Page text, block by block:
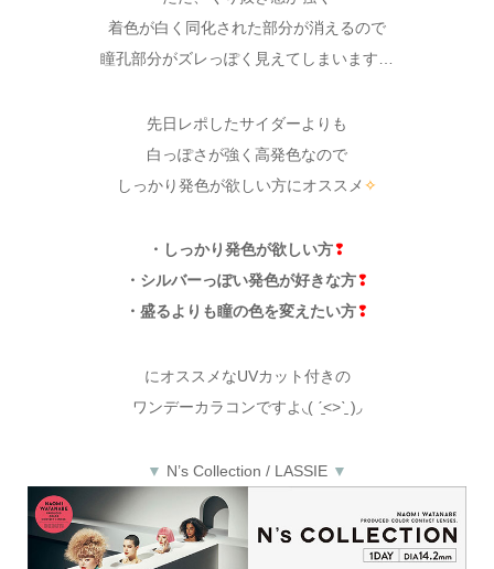
着色が白く同化された部分が消えるので
瞳孔部分がズレっぽく見えてしまいます…
先日レポしたサイダーよりも
白っぽさが強く高発色なので
しっかり発色が欲しい方にオススメ ✧
・しっかり発色が欲しい方❢
・シルバーっぽい発色が好きな方❢
・盛るよりも瞳の色を変えたい方❢
にオススメなUVカット付きの
ワンデーカラコンですよ◟( ˊ̱˂˃ˋ̱ )◞
▼ N’s Collection / LASSIE ▼